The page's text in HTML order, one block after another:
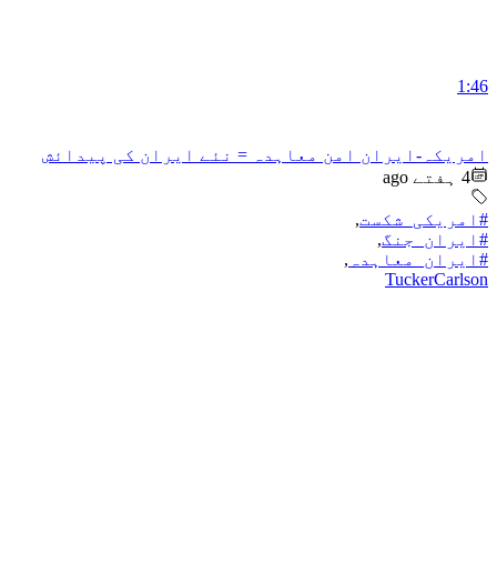
1:46
امریکہ-ایران امن معاہدہ = نئے ایران کی پیدائش
4 ہفتے ago
#امریکی_شکست,
#ایران_جنگ,
#ایران_معاہدہ ,
TuckerCarlson